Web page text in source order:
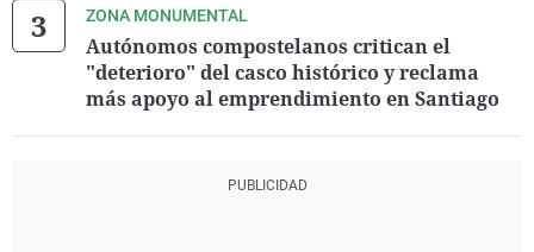
ZONA MONUMENTAL
Autónomos compostelanos critican el
"deterioro" del casco histórico y reclama
más apoyo al emprendimiento en Santiago